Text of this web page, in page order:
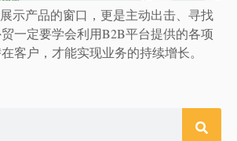
示产品的窗口，更是主动出击、寻找
一定要学会利用B2B平台提供的各项
客户，才能实现业务的持续增长。